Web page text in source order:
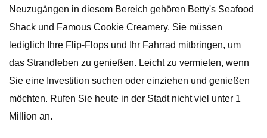
Neuzugängen in diesem Bereich gehören Betty's Seafood
Shack und Famous Cookie Creamery. Sie müssen
lediglich Ihre Flip-Flops und Ihr Fahrrad mitbringen, um
das Strandleben zu genießen. Leicht zu vermieten, wenn
Sie eine Investition suchen oder einziehen und genießen
möchten. Rufen Sie heute in der Stadt nicht viel unter 1
Million an.